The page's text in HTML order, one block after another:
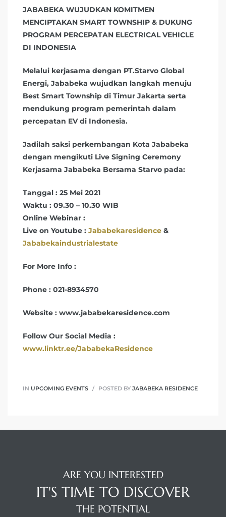
JABABEKA WUJUDKAN KOMITMEN
MENCIPTAKAN SMART TOWNSHIP & DUKUNG
PROGRAM PERCEPATAN ELECTRICAL VEHICLE
DI INDONESIA
Melalui kerjasama dengan PT.Starvo Global
Energi, Jababeka wujudkan langkah menuju
Best Smart Township di Timur Jakarta serta
mendukung program pemerintah dalam
percepatan EV di Indonesia.
Jadilah saksi perkembangan Kota Jababeka
dengan mengikuti Live Signing Ceremony
Kerjasama Jababeka Bersama Starvo pada:
Tanggal : 25 Mei 2021
Waktu : 09.30 – 10.30 WIB
Online Webinar :
Live on Youtube : Jababekaresidence &
Jababekaindustrialestate
For More Info :
Phone : 021-8934570
Website : www.jababekaresidence.com
Follow Our Social Media :
www.linktr.ee/JababekaResidence
IN UPCOMING EVENTS POSTED BY JABABEKA RESIDENCE
ARE YOU INTERESTED
IT'S TIME TO DISCOVER
THE POTENTIAL